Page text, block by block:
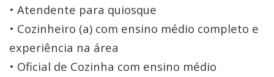
• Atendente para quiosque
• Cozinheiro (a) com ensino médio completo e
experiência na área
• Oficial de Cozinha com ensino médio